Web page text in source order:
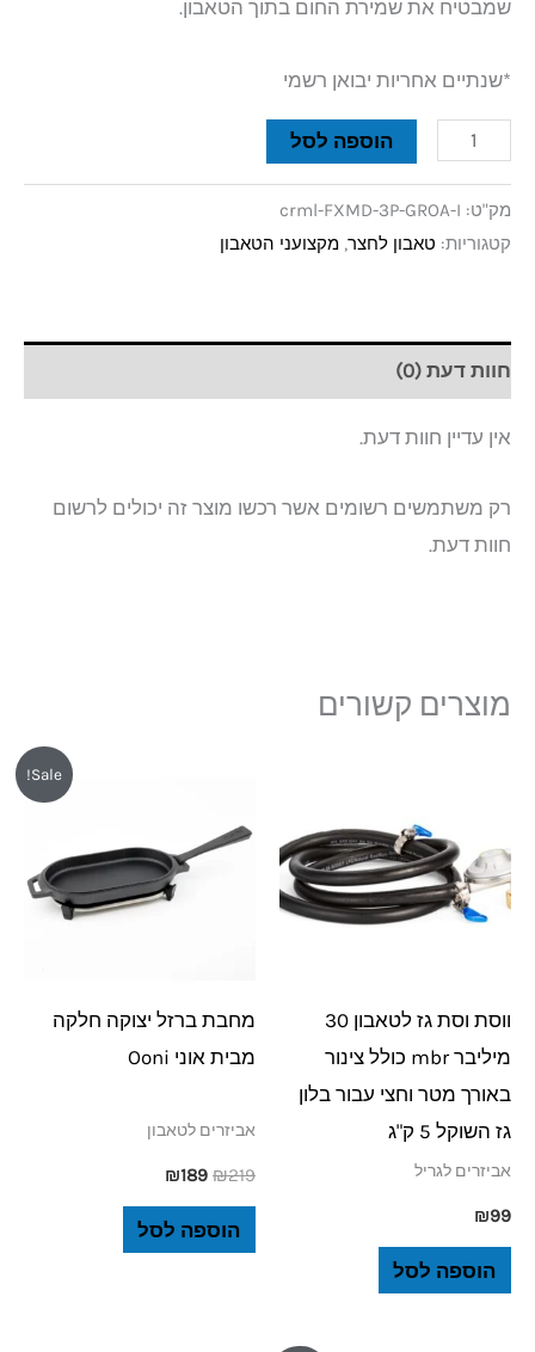
שמבטיח את שמירת החום בתוך הטאבון.
*שנתיים אחריות יבואן רשמי
הוספה לסל
מק"ט: crml-FXMD-3P-GROA-I
קטגוריות: טאבון לחצר, מקצועני הטאבון
חוות דעת (0)
אין עדיין חוות דעת.
רק משתמשים רשומים אשר רכשו מוצר זה יכולים לרשום
חוות דעת.
מוצרים קשורים
ווסת וסת גז לטאבון 30
מיליבר mbr כולל צינור
באורך מטר וחצי עבור בלון
גז השוקל 5 ק"ג
אביזרים לגריל
₪99
הוספה לסל
Sale!
מחבת ברזל יצוקה חלקה
מבית אוני Ooni
אביזרים לטאבון
₪219
₪189
הוספה לסל